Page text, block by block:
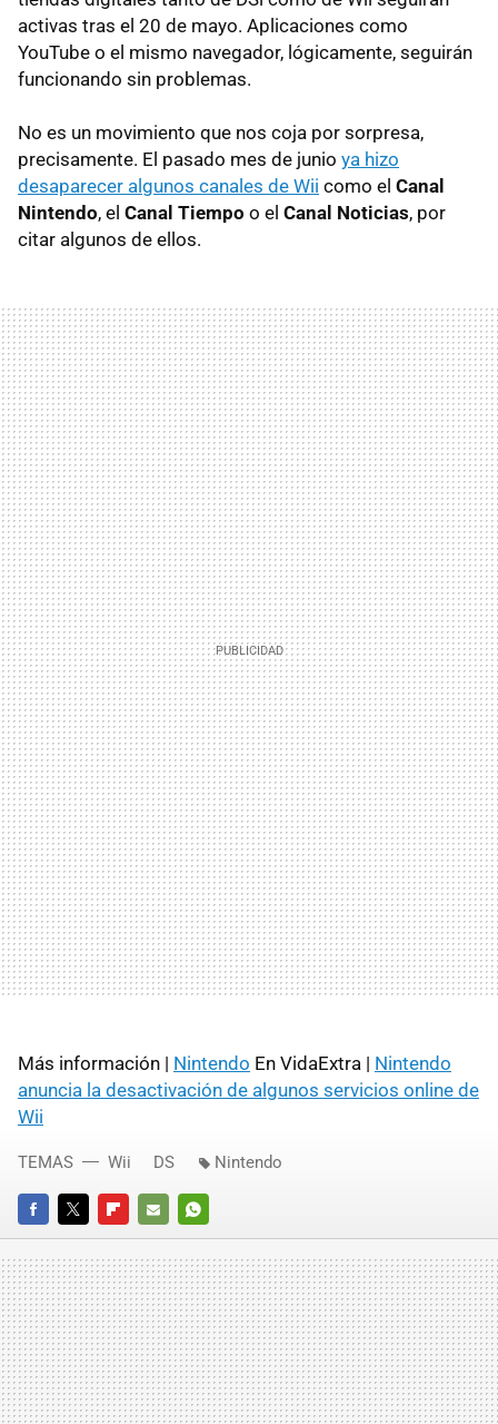
activas tras el 20 de mayo. Aplicaciones como
YouTube o el mismo navegador, lógicamente, seguirán
funcionando sin problemas.
No es un movimiento que nos coja por sorpresa,
precisamente. El pasado mes de junio ya hizo
desaparecer algunos canales de Wii como el Canal
Nintendo, el Canal Tiempo o el Canal Noticias, por
citar algunos de ellos.
Más información | Nintendo En VidaExtra | Nintendo
anuncia la desactivación de algunos servicios online de
Wii
FACEBOOKTWITTERFLIPBOARD
E-
MAIL
WHATSAPP
TEMAS Wii DS Nintendo